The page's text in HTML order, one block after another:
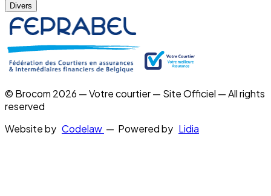
Divers
© Brocom 2026 — Votre courtier — Site Officiel — All rights
reserved
Website by Codelaw — Powered by Lidia